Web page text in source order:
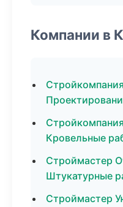
Компании в
Кровельные
Строймастер
Штукатурные
Строймастер